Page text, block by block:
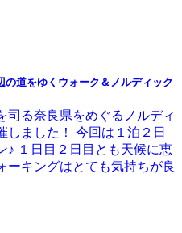
の道をゆくウォーク＆ノルディック
司る奈良県をめぐるノルディ
しました！ 今回は１泊２日
♪ １日目２日目とも天候に恵
ーキングはとても気持ちが良